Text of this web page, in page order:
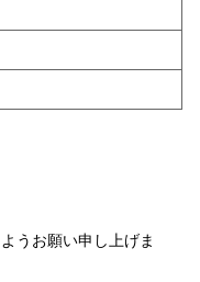
うお願い申し上げま